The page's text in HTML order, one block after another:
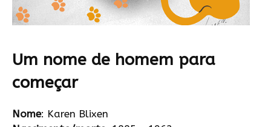
Um nome de homem para
começar
Nome: Karen Blixen